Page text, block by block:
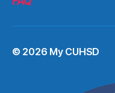
© 2026 My CUHSD